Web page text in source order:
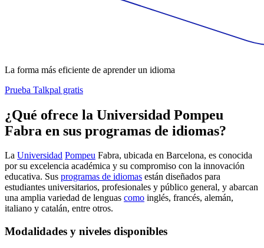
La forma más eficiente de aprender un idioma
Prueba Talkpal gratis
¿Qué ofrece la Universidad Pompeu
Fabra en sus programas de idiomas?
La Universidad Pompeu Fabra, ubicada en Barcelona, es conocida
por su excelencia académica y su compromiso con la innovación
educativa. Sus programas de idiomas están diseñados para
estudiantes universitarios, profesionales y público general, y abarcan
una amplia variedad de lenguas como inglés, francés, alemán,
italiano y catalán, entre otros.
Modalidades y niveles disponibles